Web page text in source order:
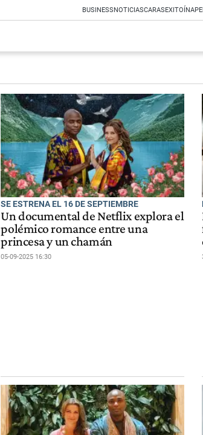
BUSINESSNOTICIASCARASEXITOÍNA
SE ESTRENA EL 16 DE SEPTIEMBRE
Un documental de Netflix explora el
polémico romance entre una
princesa y un chamán
05-09-2025 16:30